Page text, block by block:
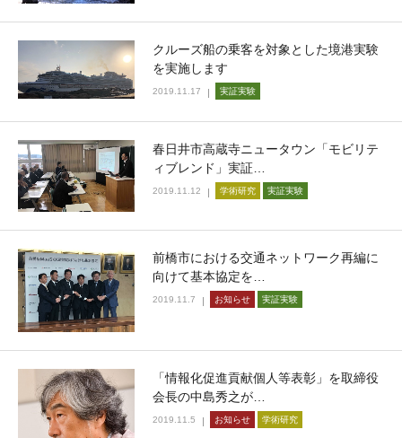
クルーズ船の乗客を対象とした境港実験
を実施します
2019.11.17 実証実験
春日井市高蔵寺ニュータウン「モビリテ
ィブレンド」実証…
2019.11.12 学術研究 実証実験
前橋市における交通ネットワーク再編に
向けて基本協定を…
2019.11.7 お知らせ 実証実験
「情報化促進貢献個人等表彰」を取締役
会長の中島秀之が…
2019.11.5 お知らせ 学術研究